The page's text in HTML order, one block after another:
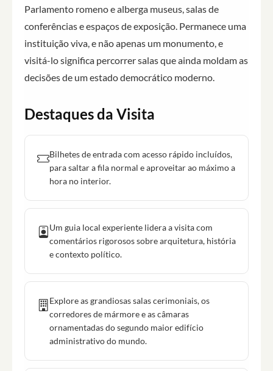
Parlamento romeno e alberga museus, salas de
conferências e espaços de exposição. Permanece uma
instituição viva, e não apenas um monumento, e
visitá-lo significa percorrer salas que ainda moldam as
decisões de um estado democrático moderno.
Destaques da Visita
Bilhetes de entrada com acesso rápido incluídos,
para saltar a fila normal e aproveitar ao máximo a
hora no interior.
Um guia local experiente lidera a visita com
comentários rigorosos sobre arquitetura, história
e contexto político.
Explore as grandiosas salas cerimoniais, os
corredores de mármore e as câmaras
ornamentadas do segundo maior edifício
administrativo do mundo.